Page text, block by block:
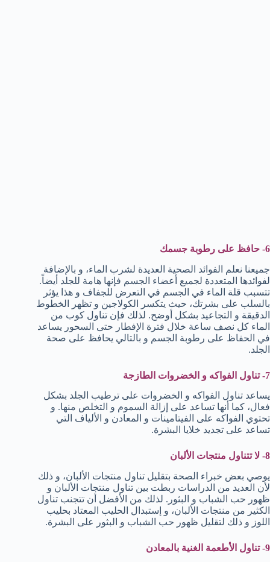
6- حافظ على رطوبة جسمك
جميعنا نعلم الفوائد الصحية العديدة لشرب الماء، و بالإضافة
لفوائدها المتعددة لجميع أعضاء الجسم فإنها هامة للجلد أيضاً.
تتسبب قلة الماء في الجسم في التعرض للجفاف و هذا يؤثر
بالسلب على بشرتك، حيث يتكسر الكولاجين و تظهر الخطوط
الدقيقة و التجاعيد بشكل أوضح. لذلك فإن تناول كوب من
الماء كل نصف ساعة خلال فترة الإفطار حتى السحور يساعد
في الحفاظ على رطوبة الجسم و بالتالي يحافظ على صحة
الجلد.
7- تناول الفواكه و الخضروات الطازجة
يساعد تناول الفواكه و الخضروات على ترطيب الجلد بشكل
فعال، كما أنها تساعد على إزالة السموم و التخلص منها. و
تحتوي الفواكه على الفيتامينات و المعادن و الألياف التي
تساعد على تجديد خلايا البشرة.
8- لا تتناول منتجات الألبان
يوصي بعض خبراء الصحة بتقليل تناول منتجات الألبان، و ذلك
لأن العديد من الدراسات ربطت بين تناول منتجات الألبان و
ظهور حب الشباب و البثور. لذلك من الأفضل أن تتجنب تناول
الكثير من منتجات الألبان، و إستبدال الحليب المعتاد بحليب
اللوز و ذلك لتقليل ظهور حب الشباب و البثور على البشرة.
9- تناول الأطعمة الغنية بالمعادن